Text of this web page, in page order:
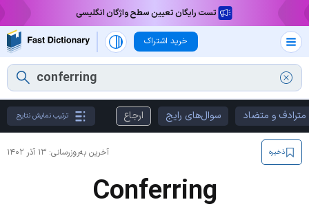
تست رایگان تعیین سطح واژگان انگلیسی
خرید اشتراک
مترادف و متضاد سوال‌های رایج ارجاع ترتیب نمایش نتایج
آخرین به‌روزرسانی: ۱۳ آذر ۱۴۰۲ ذخیره
Conferring